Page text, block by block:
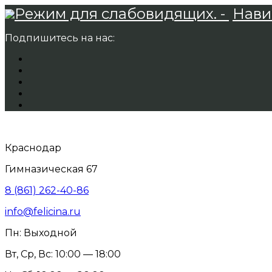
Режим для слабовидящих. -
Подпишитесь на нас:
Краснодар
Гимназическая 67
8 (861) 262-40-86
info@felicina.ru
Пн: Выходной
Вт, Ср, Вс: 10:00 — 18:00